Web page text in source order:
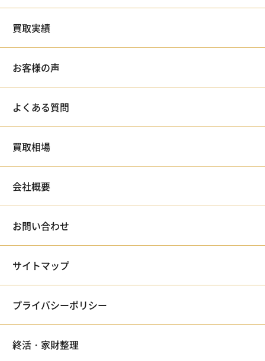
買取実績
お客様の声
よくある質問
買取相場
会社概要
お問い合わせ
サイトマップ
プライバシーポリシー
終活・家財整理